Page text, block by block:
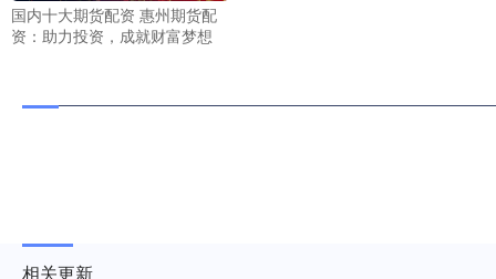
国内十大期货配资 惠州期货配
资：助力投资，成就财富梦想
相关更新